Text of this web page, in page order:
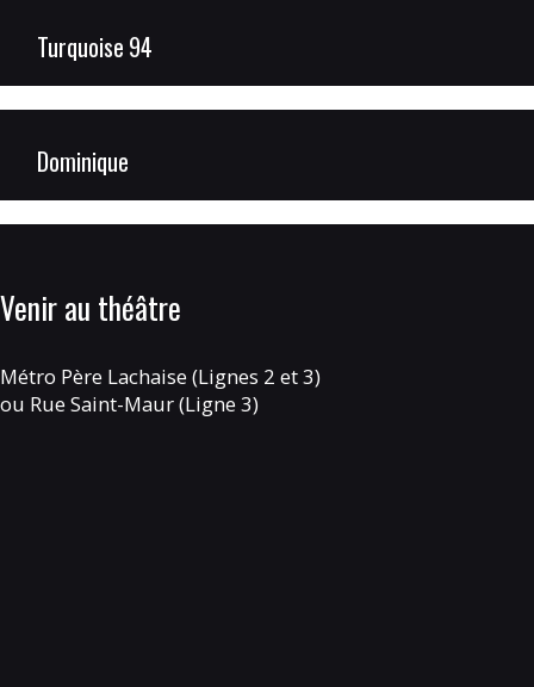
Turquoise 94
Dominique
Venir au théâtre
Métro Père Lachaise (Lignes 2 et 3)
ou Rue Saint-Maur (Ligne 3)